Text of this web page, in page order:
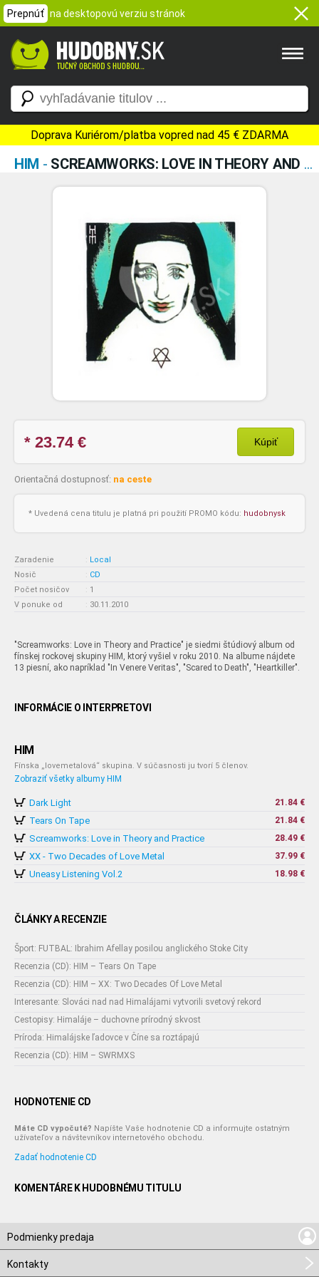
Prepnúť na desktopovú verziu stránok
Doprava Kuriérom/platba vopred nad 45 € ZDARMA
HIM - SCREAMWORKS: LOVE IN THEORY AND PRACTICE
* 23.74€ Kúpiť
Orientačná dostupnosť: na ceste
* Uvedená cena titulu je platná pri použití PROMO kódu: hudobnysk
Zaradenie : Local
Nosič
: CD
Počet nosičov
: 1
V ponuke od
: 30.11.2010
"Screamworks: Love in Theory and Practice" je siedmi štúdiový album od
fínskej rockovej skupiny HIM, ktorý vyšiel v roku 2010. Na albume nájdete
13 piesní, ako napríklad "In Venere Veritas", "Scared to Death", "Heartkiller".
INFORMÁCIE O INTERPRETOVI
HIM
Fínska „lovemetalová“ skupina. V súčasnosti ju tvorí 5 členov.
Zobraziť všetky albumy HIM
Dark Light 21.84 €
Tears On Tape 21.84 €
Screamworks: Love in Theory and Practice 28.49 €
XX - Two Decades of Love Metal 37.99 €
Uneasy Listening Vol.2 18.98 €
ČLÁNKY A RECENZIE
Šport: FUTBAL: Ibrahim Afellay posilou anglického Stoke City
Recenzia (CD): HIM – Tears On Tape
Recenzia (CD): HIM – XX: Two Decades Of Love Metal
Interesante: Slováci nad nad Himalájami vytvorili svetový rekord
Cestopisy: Himaláje – duchovne prírodný skvost
Príroda: Himalájske ľadovce v Číne sa roztápajú
Recenzia (CD): HIM – SWRMXS
HODNOTENIE CD
Máte CD vypočuté? Napíšte Vaše hodnotenie CD a informujte ostatným
užívateľov a návštevníkov internetového obchodu.
Zadať hodnotenie CD
KOMENTÁRE K HUDOBNÉMU TITULU
Podmienky predaja
Kontakty